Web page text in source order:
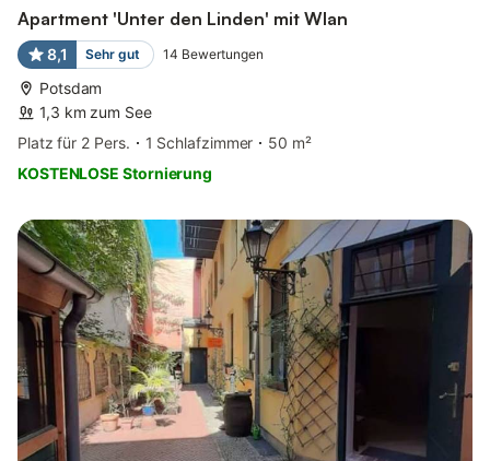
Apartment 'Unter den Linden' mit Wlan
8,1 Sehr gut 14 Bewertungen
Potsdam
1,3 km zum See
Platz für 2 Pers.
1 Schlafzimmer
50 m²
KOSTENLOSE Stornierung